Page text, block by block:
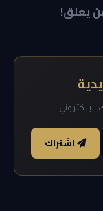
يعلق!
اشتراك